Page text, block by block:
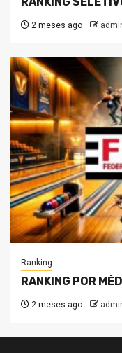
2 meses ago
Ranking
RANKING POR
2 meses ago